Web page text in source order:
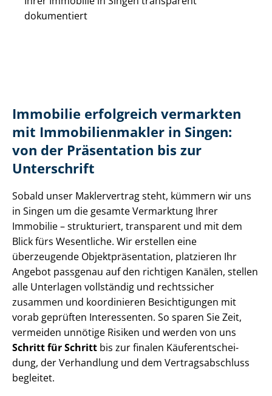
dokumentiert
Immobilie erfolgreich vermarkten
mit Im­mo­bi­li­en­mak­ler in Singen:
von der Präsentation bis zur
Unterschrift
Sobald unser Maklervertrag steht, kümmern wir uns
in Singen um die gesamte Vermarktung Ihrer
Immobilie – strukturiert, transparent und mit dem
Blick fürs Wesentliche. Wir erstellen eine
überzeugende Ob­jekt­prä­sen­ta­ti­on, platzieren Ihr
Angebot passgenau auf den richtigen Kanälen, stellen
alle Unterlagen vollständig und rechtssicher
zusammen und koordinieren Besichtigungen mit
vorab geprüften Interessenten. So sparen Sie Zeit,
vermeiden unnötige Risiken und werden von uns
Schritt für Schritt bis zur finalen Käu­fer­ent­schei­
dung, der Verhandlung und dem Ver­trags­ab­schluss
begleitet.